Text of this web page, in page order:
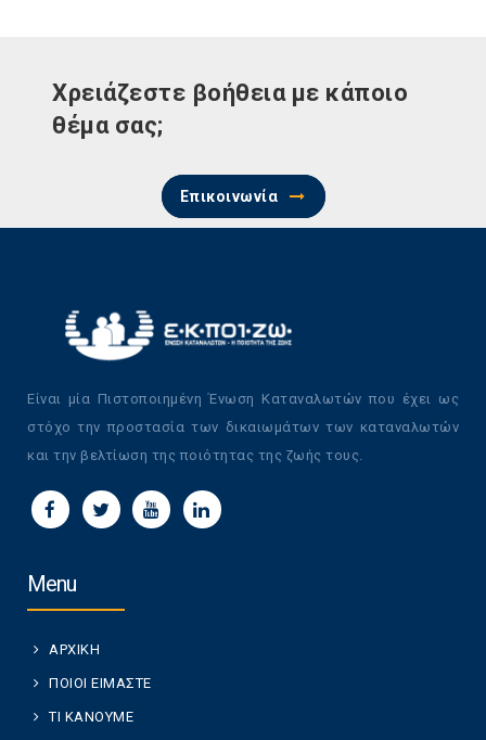
Χρειάζεστε βοήθεια με κάποιο
θέμα σας;
Επικοινωνία
Είναι μία Πιστοποιημένη Ένωση Καταναλωτών που έχει ως
στόχο την προστασία των δικαιωμάτων των καταναλωτών
και την βελτίωση της ποιότητας της ζωής τους.
Menu
ΑΡΧΙΚΗ
ΠΟΙΟΙ ΕΙΜΑΣΤΕ
ΤΙ ΚΑΝΟΥΜΕ